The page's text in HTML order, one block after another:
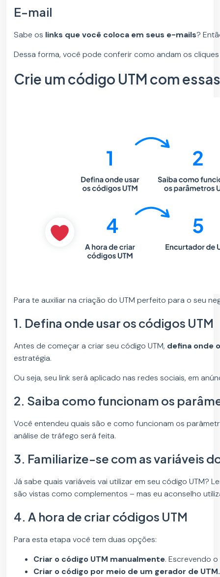
E-mail
Sabe os links que você coloca em seus e-mails?
Dessa forma, você pode conferir como andam os
Crie um código UTM com
Para te auxiliar na criação do UTM perfeito para o seu
1. Defina onde usar os códigos UTM
Antes de começar a criar seu código UTM, defina onde
estratégia.
Ou seja, seu link será aplicado nas redes sociais, em
2. Saiba como funcionam os
Você entendeu quais são e como funcionam os
análise de tráfego será feita.
3. Familiarize-se com as variáveis
Já sabe quais variáveis vai utilizar em seu código UTM?
são vistas como complementos – mas eu aconselho
4. A hora de criar códigos UTM
Para esta etapa você tem duas opções:
Criar o código UTM manualmente. Escrevendo
Criar o código por meio de um gerador de UTM.